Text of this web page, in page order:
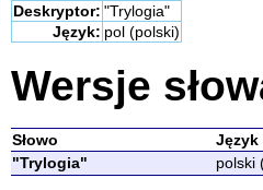
Deskryptor: "Trylogia"
Język: pol (polski)
Wersje
Słowo
Język
"Trylogia"
polski